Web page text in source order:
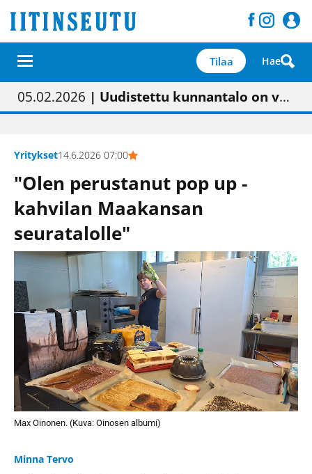
Tilaa Hae
01.02.2026 | Painon vaihtumisen pitäisi näkyä hieman parempana painojäljen laatuna lehdessä
05.02.2026 | Uudistettu kunnantalo on valoisa
23.04.2026 | “Olemme käynnistämässä uudelleen keskustavisiotyön”
09.05.2026| "Maalla on totuttu elämään omavaraisemmin kuin kaupungissa"
Yritykset14.6.2026 07:00
"Olen perustanut pop up -
kahvilan Maakansan
seuratalolle"
Max Oinonen. (Kuva: Oinosen albumi)
Minna Tervo